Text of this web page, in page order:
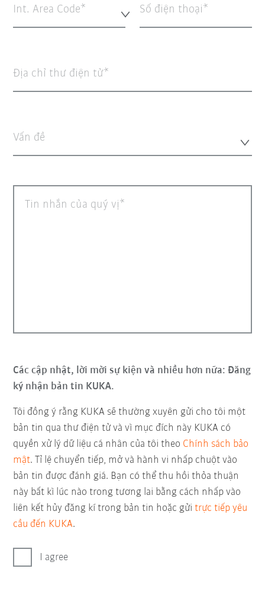
Int. Area Code* Số điện thoại
Địa chỉ thư điện tử
Vấn đề
Tin nhắn của quý vị
Các cập nhật, lời mời sự kiện và nhiều hơn nữa: Đăng
ký nhận bản tin KUKA.
Tôi đồng ý rằng KUKA sẽ thường xuyên gửi cho tôi một
bản tin qua thư điện tử và vì mục đích này KUKA có
quyền xử lý dữ liệu cá nhân của tôi theo Chính sách bảo
mật. Tỉ lệ chuyển tiếp, mở và hành vi nhấp chuột vào
bản tin được đánh giá. Bạn có thể thu hồi thỏa thuận
này bất kì lúc nào trong tương lai bằng cách nhấp vào
liên kết hủy đăng kí trong bản tin hoặc gửitrực tiếp yêu
cầu đến KUKA.
I agree